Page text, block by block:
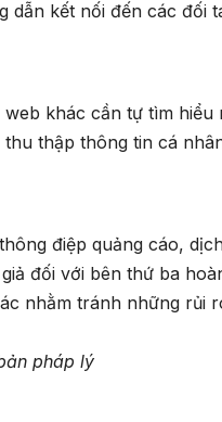
dẫn kết nối đến các đối
khác cần tự tìm hiểu
thập thông tin cá
điệp quảng cáo,
đối với bên thứ ba
nhằm tránh những rủi
pháp lý